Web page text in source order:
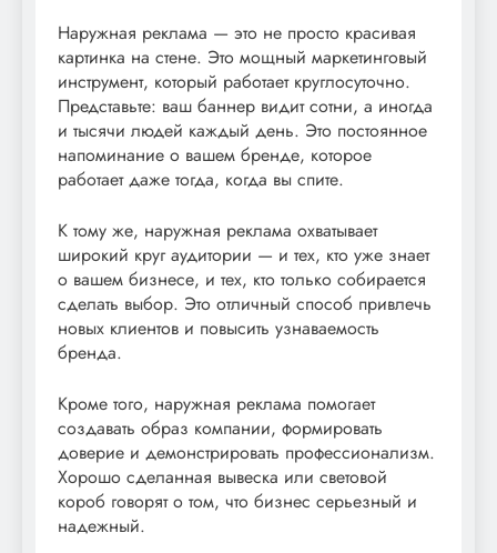
Наружная реклама — это не просто красивая
картинка на стене. Это мощный маркетинговый
инструмент, который работает круглосуточно.
Представьте: ваш баннер видит сотни, а иногда
и тысячи людей каждый день. Это постоянное
напоминание о вашем бренде, которое
работает даже тогда, когда вы спите.
К тому же, наружная реклама охватывает
широкий круг аудитории — и тех, кто уже знает
о вашем бизнесе, и тех, кто только собирается
сделать выбор. Это отличный способ привлечь
новых клиентов и повысить узнаваемость
бренда.
Кроме того, наружная реклама помогает
создавать образ компании, формировать
доверие и демонстрировать профессионализм.
Хорошо сделанная вывеска или световой
короб говорят о том, что бизнес серьезный и
надежный.